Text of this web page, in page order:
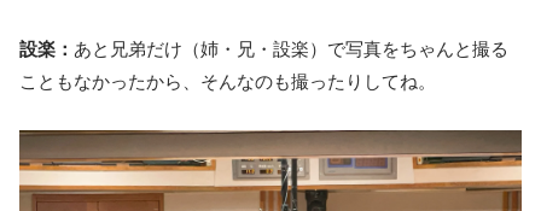
設楽： あと兄弟だけ（姉・兄・設楽）で写真をちゃんと撮る
こともなかったから、そんなのも撮ったりしてね。